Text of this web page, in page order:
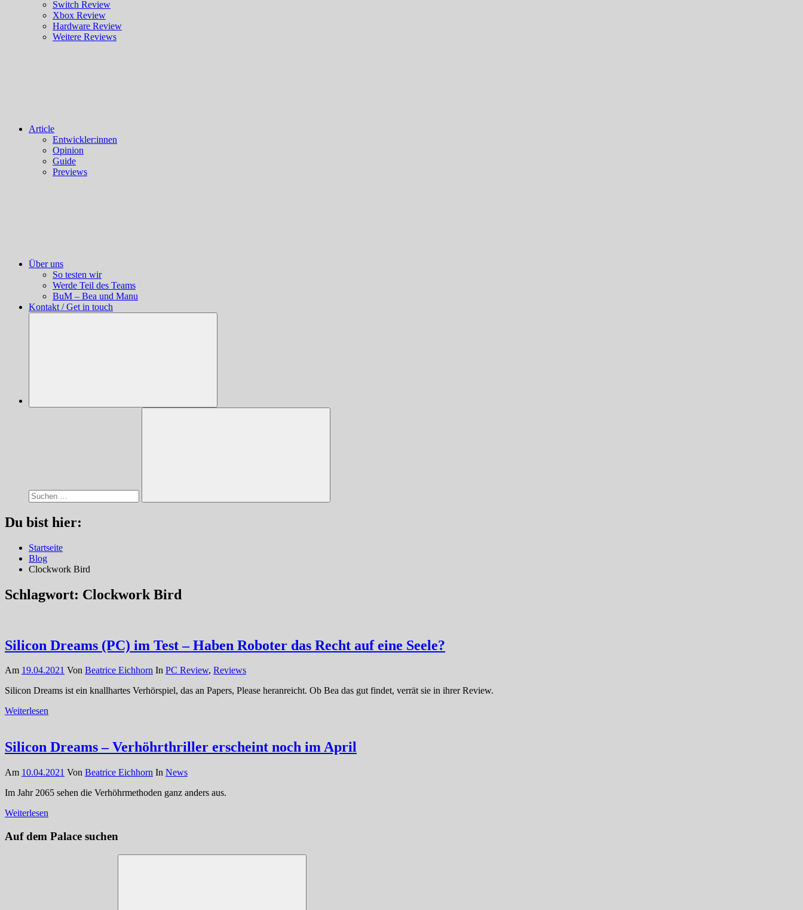
Switch Review
Xbox Review
Hardware Review
Weitere Reviews
Article
Entwickler:innen
Opinion
Guide
Previews
Über uns
So testen wir
Werde Teil des Teams
BuM – Bea und Manu
Kontakt / Get in touch
Suchen
Du bist hier:
Startseite
Blog
Clockwork Bird
Schlagwort: Clockwork Bird
Silicon Dreams (PC) im Test – Haben Roboter das Recht auf eine Seele?
Am 19.04.2021 Von Beatrice Eichhorn In PC Review, Reviews
Silicon Dreams ist ein knallhartes Verhörspiel, das an Papers, Please heranreicht. Ob Bea das gut findet, verrät sie in ihrer Review.
Weiterlesen
Silicon Dreams – Verhöhrthriller erscheint noch im April
Am 10.04.2021 Von Beatrice Eichhorn In News
Im Jahr 2065 sehen die Verhöhrmethoden ganz anders aus.
Weiterlesen
Auf dem Palace suchen